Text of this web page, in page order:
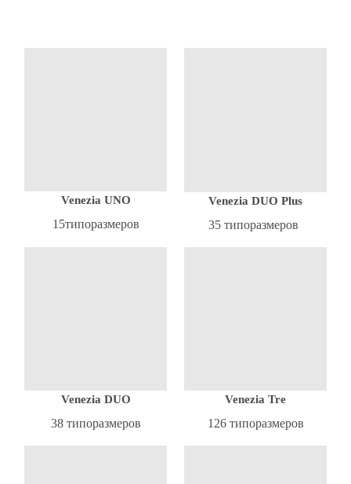
Venezia UNO
15типоразмеров
Venezia DUO Plus
35 типоразмеров
Venezia DUO
38 типоразмеров
Venezia Tre
126 типоразмеров